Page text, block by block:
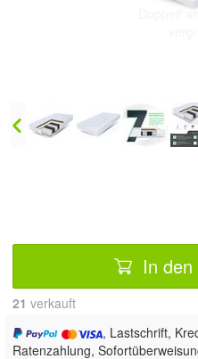
Doppelt
In
21 verkauft
, Lastschrift,
Ratenzahlung,